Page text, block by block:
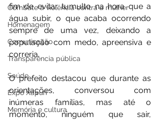
Combate à violência contra a mulher
Homenagem
Comunicação
Transparência pública
Saúde
Expo Xapuri
Memória e cultura
fim de evitar tumulto na hora que a
água subir, o que acaba ocorrendo
sempre de uma vez, deixando a
população com medo, apreensiva e
correria.
O prefeito destacou que durante as
orientações, conversou com
inúmeras famílias, mas até o
momento, ninguém que sair,